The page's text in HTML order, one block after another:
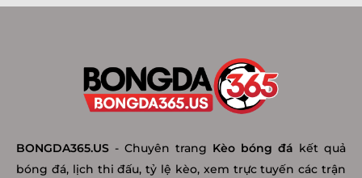
BONGDA365.US - Chuyên trang Kèo bóng đá kết quả
bóng đá, lịch thi đấu, tỷ lệ kèo, xem trực tuyến các trận